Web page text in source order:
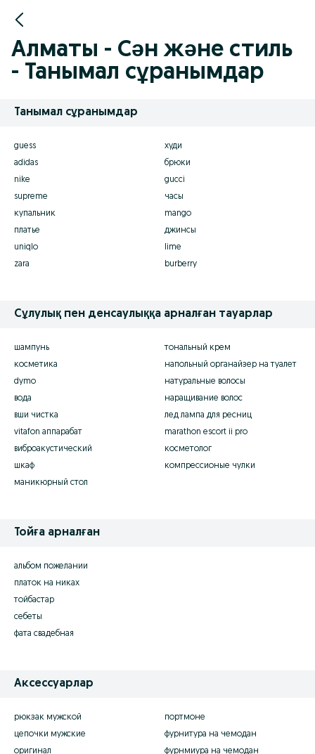
Алматы - Сән және стиль
- Танымал сұранымдар
Танымал сұранымдар
guess
adidas
nike
supreme
купальник
платье
uniqlo
zara
худи
брюки
gucci
часы
mango
джинсы
lime
burberry
Сұлулық пен денсаулыққа арналған тауарлар
шампунь
косметика
dymo
вода
вши чистка
vitafon аппарабат
виброакустический
шкаф
маникюрный стол
тональный крем
напольный органайзер на туалет
натуральные волосы
наращивание волос
лед лампа для ресниц
marathon escort ii pro
косметолог
компрессионые чулки
Тойға арналған
альбом пожелании
платок на никах
тойбастар
себеты
фата свадебная
Аксессуарлар
рюкзак мужской
цепочки мужские
оригинал
портмоне
фурнитура на чемодан
фурнмиура на чемодан